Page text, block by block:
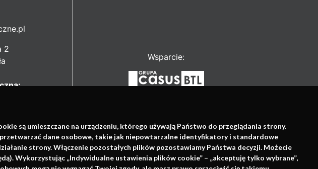
są umieszczane na urządzeniu, którego używają Państwo do przeglądania strony.
dane osobowe, takie jak niepowtarzalne identyfikatory i standardowe
strony. Włączenie pozostałych plików pozostawiamy Państwa decyzji. Możecie
Wykorzystując „Indywidualne ustawienia plików cookie” – „akceptuję tylko wybrane”,
2
26
Wsparcie: